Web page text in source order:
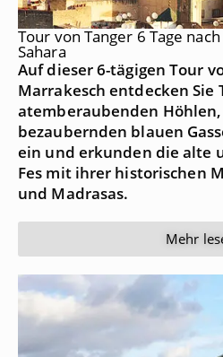
Tour von Tanger 6 Tage
Sahara
Auf dieser 6-tägigen Tour
Marrakesch entdecken Sie
atemberaubenden
bezaubernden blauen
ein und erkunden die alte
Fes mit ihrer historischen
und Madrasas.
Mehr